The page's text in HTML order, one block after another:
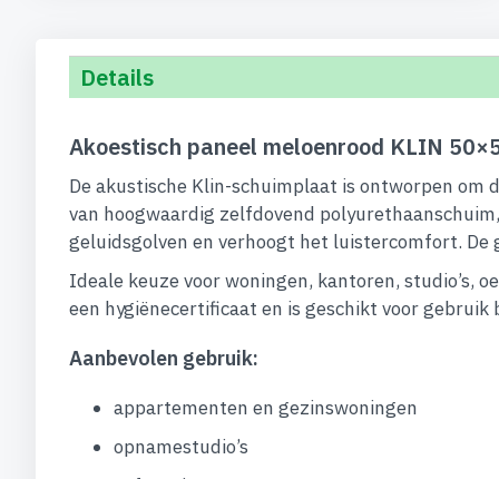
de
afbeeldingen-
Details
Akoestisch paneel meloenrood KLIN
De akustische Klin-schuimplaat is ontworpen om
van hoogwaardig zelfdovend
geluidsgolven en verhoogt het luistercomfort.
Ideale keuze voor woningen, kantoren, studio’s,
een hygiënecertificaat en is geschikt voor
Aanbevolen gebruik:
appartementen en gezinswoningen
opnamestudio’s